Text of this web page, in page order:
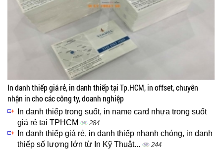
In danh thiếp giá rẻ, in danh thiếp tại Tp.HCM, in offset, chuyên
nhận in cho các công ty, doanh nghiệp
In danh thiếp trong suốt, in name card nhựa trong suốt
giá rẻ tại TPHCM
284
In danh thiếp giá rẻ, in danh thiếp nhanh chóng, in danh
thiếp số lượng lớn từ In Kỹ Thuật...
244